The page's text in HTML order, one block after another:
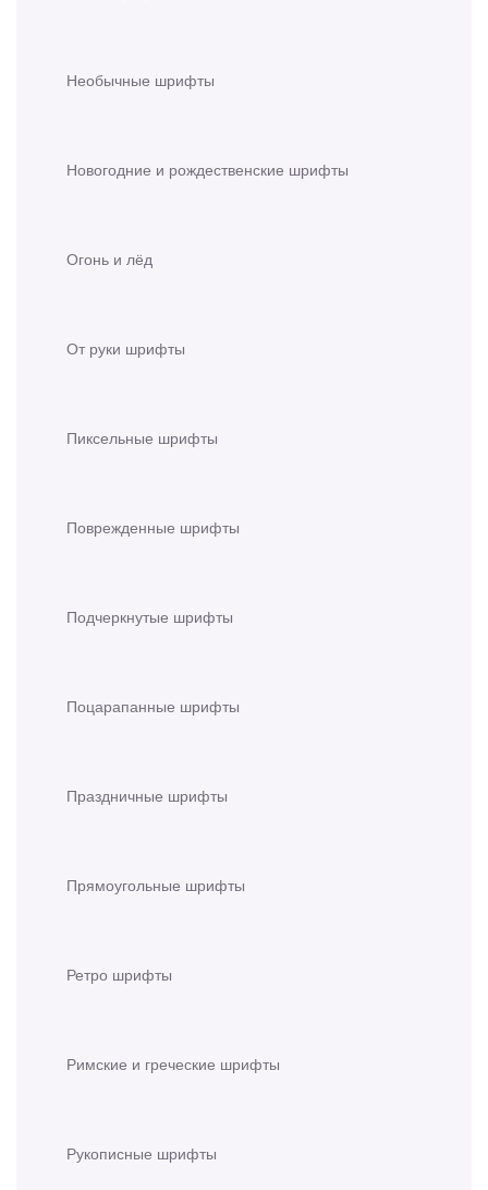
Необычные шрифты
Новогодние и рождественские шрифты
Огонь и лёд
От руки шрифты
Пиксельные шрифты
Поврежденные шрифты
Подчеркнутые шрифты
Поцарапанные шрифты
Праздничные шрифты
Прямоугольные шрифты
Ретро шрифты
Римские и греческие шрифты
Рукописные шрифты